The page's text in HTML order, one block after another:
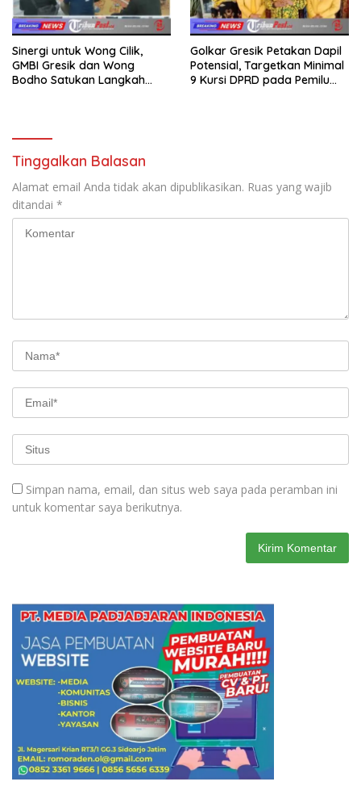
Sinergi untuk Wong Cilik,
GMBI Gresik dan Wong
Bodho Satukan Langkah
Golkar Gresik Petakan Dapil
Potensial, Targetkan Minimal
9 Kursi DPRD pada Pemilu
Tinggalkan Balasan
Alamat email Anda tidak akan dipublikasikan. Ruas yang wajib
ditandai *
Simpan nama, email, dan situs web saya pada peramban ini
untuk komentar saya berikutnya.